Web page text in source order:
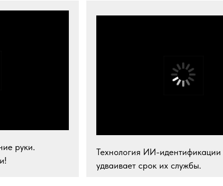
руки.
Технология ИИ-идентификации
удваивает срок их службы.